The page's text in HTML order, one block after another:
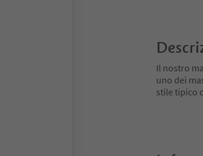
Il nostro
uno dei
stile tipico